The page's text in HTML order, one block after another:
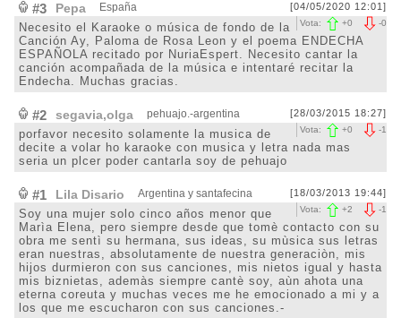
#3 Pepa España [04/05/2020 12:01]
-0
Vota: +0
Necesito el Karaoke o música de fondo de la
Canción Ay, Paloma de Rosa Leon y el poema ENDECHA
ESPAÑOLA recitado por NuriaEspert. Necesito cantar la
canción acompañada de la música e intentaré recitar la
Endecha. Muchas gracias.
#2 segavia,olga pehuajo.-argentina [28/03/2015 18:27]
-1
Vota: +0
porfavor necesito solamente la musica de
decite a volar ho karaoke con musica y letra nada mas
seria un plcer poder cantarla soy de pehuajo
#1 Lila Disario Argentina y santafecina [18/03/2013 19:44]
-1
Vota: +2
Soy una mujer solo cinco años menor que
Marìa Elena, pero siempre desde que tomè contacto con su
obra me sentì su hermana, sus ideas, su mùsica sus letras
eran nuestras, absolutamente de nuestra generaciòn, mis
hijos durmieron con sus canciones, mis nietos igual y hasta
mis biznietas, ademàs siempre cantè soy, aùn ahota una
eterna coreuta y muchas veces me he emocionado a mi y a
los que me escucharon con sus canciones.-